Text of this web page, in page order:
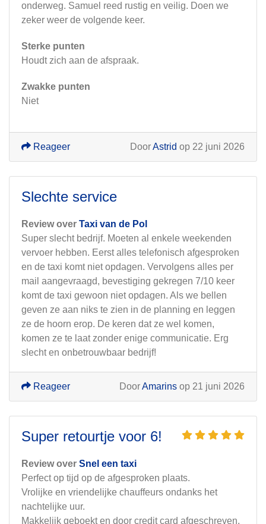
onderweg. Samuel reed rustig en veilig. Doen we
zeker weer de volgende keer.
Sterke punten
Houdt zich aan de afspraak.
Zwakke punten
Niet
DoorAstrid op 22 juni 2026
Reageer
Slechte service
Review over Taxi van de Pol
Super slecht bedrijf. Moeten al enkele weekenden
vervoer hebben. Eerst alles telefonisch afgesproken
en de taxi komt niet opdagen. Vervolgens alles per
mail aangevraagd, bevestiging gekregen 7/10 keer
komt de taxi gewoon niet opdagen. Als we bellen
geven ze aan niks te zien in de planning en leggen
ze de hoorn erop. De keren dat ze wel komen,
komen ze te laat zonder enige communicatie. Erg
slecht en onbetrouwbaar bedrijf!
DoorAmarins op 21 juni 2026
Reageer
Super retourtje voor 6!
Review over Snel een taxi
Perfect op tijd op de afgesproken plaats.
Vrolijke en vriendelijke chauffeurs ondanks het
nachtelijke uur.
Makkelijk geboekt en door credit card afgeschreven,